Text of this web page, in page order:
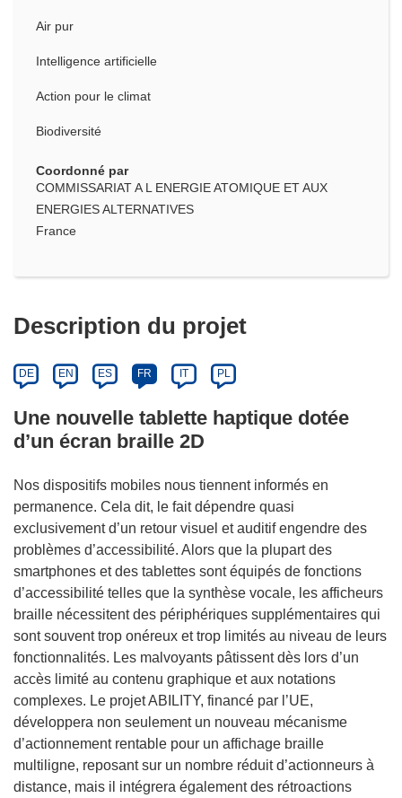
Air pur
Intelligence artificielle
Action pour le climat
Biodiversité
Coordonné par
COMMISSARIAT A L ENERGIE ATOMIQUE ET AUX
ENERGIES ALTERNATIVES
France
Description du projet
DE EN ES FR IT PL
Une nouvelle tablette haptique dotée
d’un écran braille 2D
Nos dispositifs mobiles nous tiennent informés en
permanence. Cela dit, le fait dépendre quasi
exclusivement d’un retour visuel et auditif engendre des
problèmes d’accessibilité. Alors que la plupart des
smartphones et des tablettes sont équipés de fonctions
d’accessibilité telles que la synthèse vocale, les afficheurs
braille nécessitent des périphériques supplémentaires qui
sont souvent trop onéreux et trop limités au niveau de leurs
fonctionnalités. Les malvoyants pâtissent dès lors d’un
accès limité au contenu graphique et aux notations
complexes. Le projet ABILITY, financé par l’UE,
développera non seulement un nouveau mécanisme
d’actionnement rentable pour un affichage braille
multiligne, reposant sur un nombre réduit d’actionneurs à
distance, mais il intégrera également des rétroactions